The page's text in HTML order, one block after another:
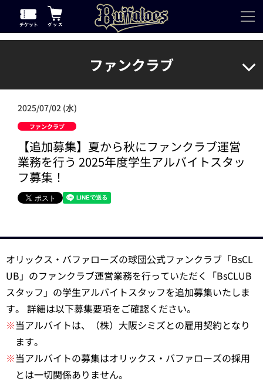
ファンクラブ
2025/07/02 (水)
ファンクラブ
【追加募集】夏から秋にファンクラブ運営
業務を行う 2025年度学生アルバイトスタッ
フ募集！
オリックス・バファローズの球団公式ファンクラブ「BsCL
UB」のファンクラブ運営業務を行っていただく「BsCLUB
スタッフ」の学生アルバイトスタッフを追加募集いたしま
す。 詳細は以下募集要項をご確認ください。
※当アルバイトは、（株）大阪シミズとの雇用契約となり
ます。
※当アルバイトの募集はオリックス・バファローズの採用
とは一切関係ありません。